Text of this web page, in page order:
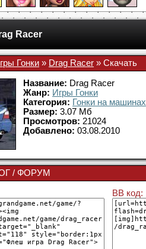
Racer
Гонки » Drag Racer » Скачать
Название: Drag Racer
Жанр: Игры Гонки
Категория: Гонки на машинах
Размер: 3.07 Мб
Просмотров: 21024
Добавлено: 03.08.2010
/ ФОРУМ
BB код: